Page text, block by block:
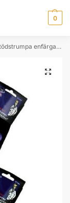
0
enfärgad med 12 mmHg i kompression